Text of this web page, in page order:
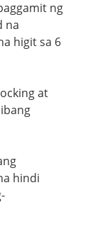
ng
na
higit sa 6
at
hindi